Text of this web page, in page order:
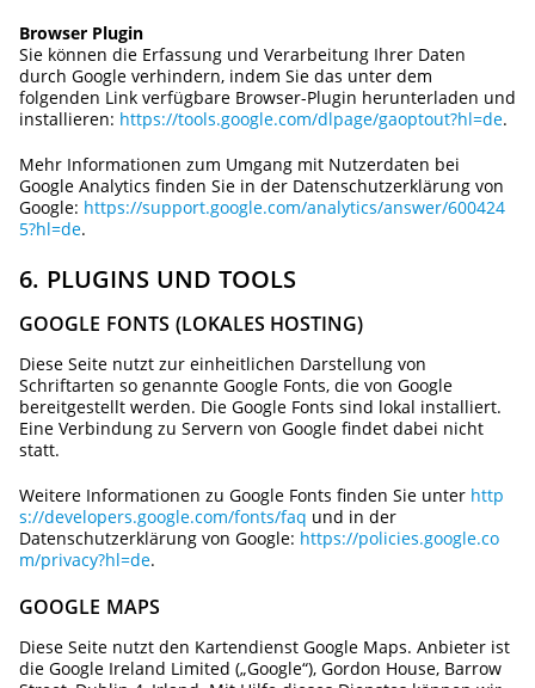
Browser Plugin
Sie können die Erfassung und Verarbeitung Ihrer Daten
durch Google verhindern, indem Sie das unter dem
folgenden Link verfügbare Browser-Plugin herunterladen und
installieren: https://tools.google.com/dlpage/gaoptout?hl=de.
Mehr Informationen zum Umgang mit Nutzerdaten bei
Google Analytics finden Sie in der Datenschutzerklärung von
Google: https://support.google.com/analytics/answer/600424
5?hl=de.
6. PLUGINS UND TOOLS
GOOGLE FONTS (LOKALES HOSTING)
Diese Seite nutzt zur einheitlichen Darstellung von
Schriftarten so genannte Google Fonts, die von Google
bereitgestellt werden. Die Google Fonts sind lokal installiert.
Eine Verbindung zu Servern von Google findet dabei nicht
statt.
Weitere Informationen zu Google Fonts finden Sie unter http
s://developers.google.com/fonts/faq und in der
Datenschutzerklärung von Google: https://policies.google.co
m/privacy?hl=de.
GOOGLE MAPS
Diese Seite nutzt den Kartendienst Google Maps. Anbieter ist
die Google Ireland Limited („Google“), Gordon House, Barrow